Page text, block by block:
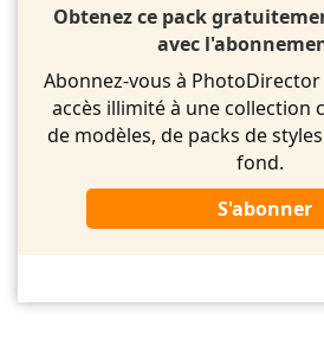
Obtenez ce pack
avec
Abonnez-vous à
accès illimité à une collection
de modèles, de packs de
fond.
S'abonner